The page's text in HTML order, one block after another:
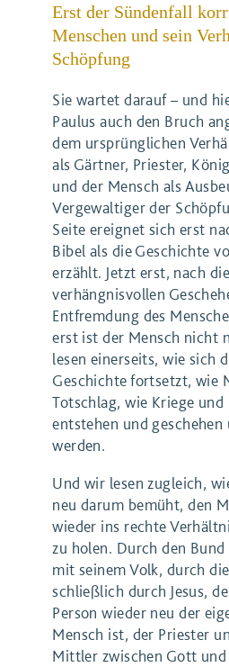
Erst der Sündenfall
Menschen und sein
Schöpfung
Sie wartet darauf – und
Paulus auch den Bruch
dem ursprünglichen
als Gärtner, Priester,
und der Mensch als
Vergewaltiger der
Seite ereignet sich erst
Bibel als die Geschichte
erzählt. Jetzt erst, nach
verhängnisvollen
Entfremdung des
erst ist der Mensch nicht
lesen einerseits, wie sich
Geschichte fortsetzt, wie
Totschlag, wie Kriege
entstehen und geschehen
werden.
Und wir lesen zugleich,
neu darum bemüht, den
wieder ins rechte
zu holen. Durch den Bund
mit seinem Volk, durch
schließlich durch Jesus,
Person wieder neu der
Mensch ist, der Priester
Mittler zwischen Gott und